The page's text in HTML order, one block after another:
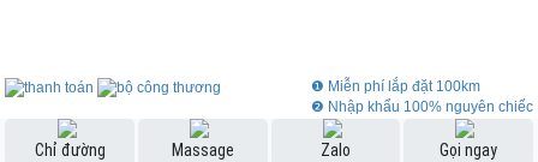
Chỉ đường Massage Zalo Gọi ngay
❶ Miễn phí lắp đặt 100km
❷ Nhập khẩu 100% nguyên chiếc
❸ Showroom rộng 3000m2